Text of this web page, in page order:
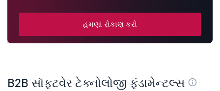
હમણાં રોકાણ કરો
B2B સૉફ્ટવેર ટેક્નોલોજી ફંડામેન્ટલ્સ